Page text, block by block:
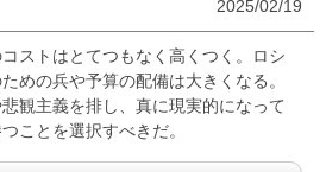
2025/02/19
ストはとてつもなく高くつく。ロシ
めの兵や予算の配備は大きくなる。
観主義を排し、真に現実的になって
ことを選択すべきだ。